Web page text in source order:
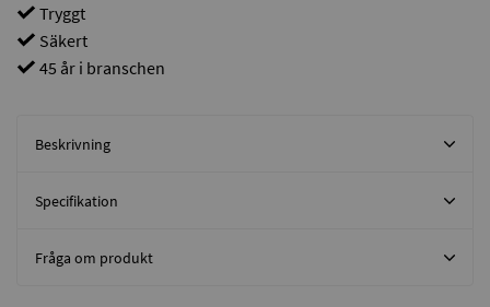
Tryggt
Säkert
45 år i branschen
Beskrivning
Specifikation
Fråga om produkt